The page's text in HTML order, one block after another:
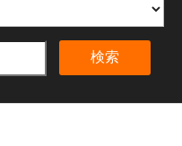
検索